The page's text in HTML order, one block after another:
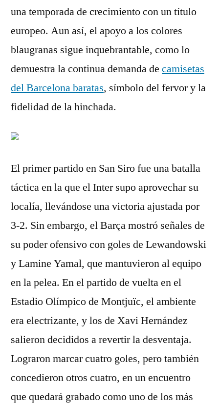
una temporada de crecimiento con un título
europeo. Aun así, el apoyo a los colores
blaugranas sigue inquebrantable, como lo
demuestra la continua demanda de camisetas
del Barcelona baratas, símbolo del fervor y la
fidelidad de la hinchada.
El primer partido en San Siro fue una batalla
táctica en la que el Inter supo aprovechar su
localía, llevándose una victoria ajustada por
3-2. Sin embargo, el Barça mostró señales de
su poder ofensivo con goles de Lewandowski
y Lamine Yamal, que mantuvieron al equipo
en la pelea. En el partido de vuelta en el
Estadio Olímpico de Montjuïc, el ambiente
era electrizante, y los de Xavi Hernández
salieron decididos a revertir la desventaja.
Lograron marcar cuatro goles, pero también
concedieron otros cuatro, en un encuentro
que quedará grabado como uno de los más